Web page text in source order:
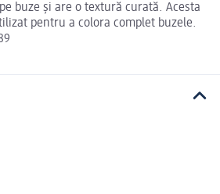
buze și are o textură curată. Acesta
pentru a colora complet buzele.